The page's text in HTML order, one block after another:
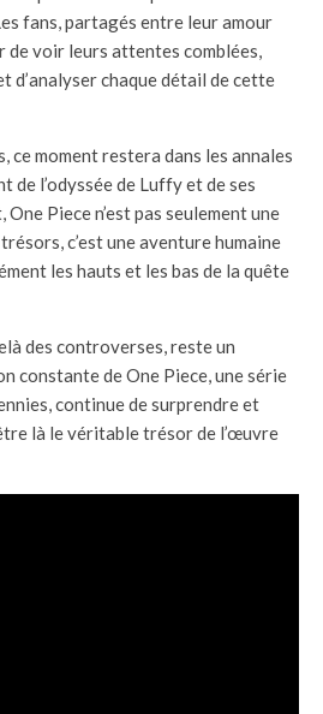
fans, partagés entre leur amour
de voir leurs attentes comblées,
d’analyser chaque détail de cette
ce moment restera dans les annales
de l’odyssée de Luffy et de ses
Piece n’est pas seulement une
c’est une aventure humaine
les hauts et les bas de la quête
des controverses, reste un
constante de One Piece, une série
continue de surprendre et
là le véritable trésor de l’œuvre